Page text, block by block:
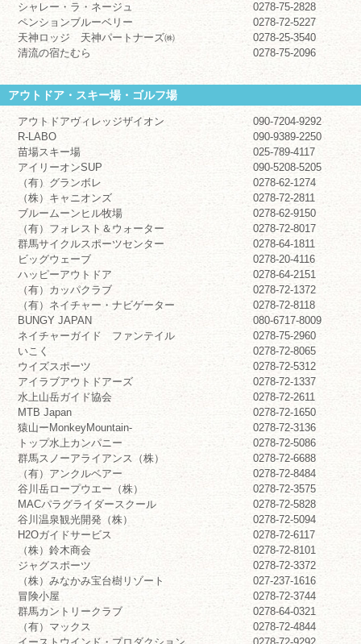
シャレー・ラ・ネージュ
0278-75-2828
ペンションブルーベリー
0278-72-5227
天神ロッジ 天神パートナーズ㈱
0278-25-3540
清流の宿たむら
0278-75-2096
アウトドア・スキー場・ゴルフ場
アウトドアヴィレッジザイオン
090-7204-9292
R-LABO
090-9389-2250
苗場スキー場
025-789-4117
アイリーオンSUP
090-5208-5205
（有）グランボレ
0278-62-1274
（株）キャニオンズ
0278-72-2811
ブルームーンヒル牧場
0278-62-9150
（有）フォレスト＆ウォーター
0278-72-8017
群馬サイクルスポーツセンター
0278-64-1811
ビッグウェーブ
0278-20-4116
ハッピーアウトドア
0278-64-2151
（有）カッパクラブ
0278-72-1372
（有）ネイチャー・ナビゲーター
0278-72-8118
BUNGY JAPAN
080-6717-8009
ネイチャーガイド ファンテイル
0278-75-2960
いこく
0278-72-8065
ウイズスポーツ
0278-72-5312
アイラブアウトドアーズ
0278-72-1337
水上山岳ガイド協会
0278-72-2611
MTB Japan
0278-72-1650
猿山ーMonkeyMountain-
0278-72-3136
トップ水上カンパニー
0278-72-5086
群馬スノーアライアンス（株）
0278-72-6688
（有）アンクルベアー
0278-72-8484
谷川岳ロープウエー（株）
0278-72-3575
MACパラグライダースクール
0278-72-5828
谷川温泉観光開発（株）
0278-72-5094
H2Oガイドサービス
0278-72-6117
（株）鈴木商会
0278-72-8101
ジャグスポーツ
0278-72-3372
（株）みなかみ宝台樹リゾート
027-237-1616
冒険小屋
0278-72-3744
群馬カントリークラブ
0278-64-0321
（有）マックス
0278-72-4844